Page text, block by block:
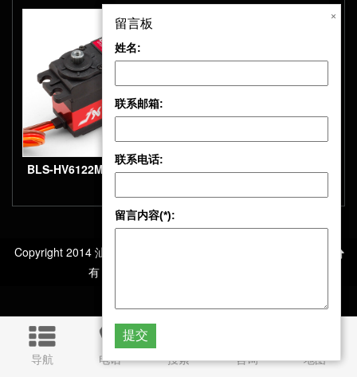
留言板
姓名:
联系邮箱:
联系电话:
留言内容(*):
×
矩精密金属齿轮全CNC金属
外壳高压无刷数字标准舵机
BLS-HV6122MG 22KG大扭
矩精密金属齿轮高压数字无
齿 金属外壳 高压数字无刷舵
BLS6527HV 26kg 大扭力
金属壳 金属齿 高压数字无刷
留言板
姓名:
联系邮箱:
联系电话:
留言内容(*):
×
Copyright 2014 汕头市极限电子科技有限公司 版权所
有 All Rights Reserved
导航 电话 搜索 咨询 地图